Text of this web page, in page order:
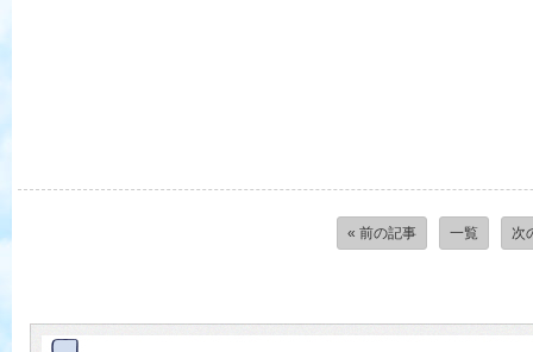
« 前の記事 一覧 次